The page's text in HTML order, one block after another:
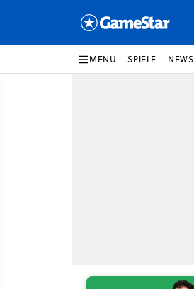
MENU SPIELE NEWS